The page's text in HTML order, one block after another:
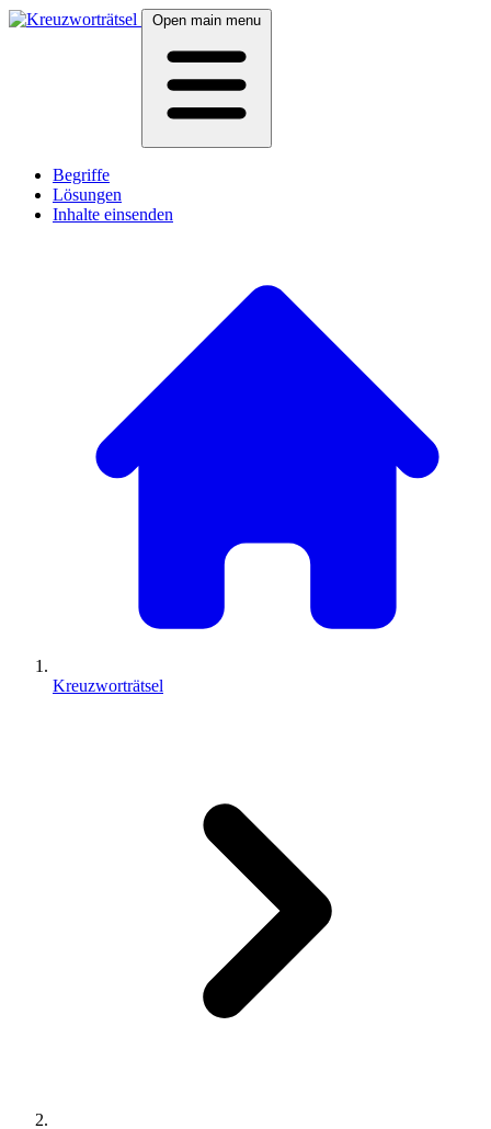
Open main menu
Begriffe
Lösungen
Inhalte einsenden
Kreuzworträtsel